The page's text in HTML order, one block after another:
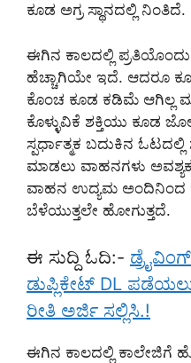
ಕೂಡ ಅಗ್ರ ಸ್ಥಾನದಲ್ಲಿ ನಿಂತಿದೆ.
ಈಗಿನ ಕಾಲದಲ್ಲಿ ಪ್ರತಿಯೊಂದು
ಹೆಚ್ಚಾಗಿಯೇ ಇದೆ. ಆದರೂ
ಕೊಂಚ ಕೂಡ ಕಡಿಮೆ ಆಗಿಲ್ಲ
ಕೊಳ್ಳುವಿಕೆ ಶಕ್ತಿಯು ಕೂಡ
ಸ್ಪರ್ಧಾತ್ಮಕ ಬದುಕಿನ
ಮಾಡಲು ವಾಹನಗಳು
ವಾಹನ ಉದ್ಯಮ ಅಂದಿನಿಂದ
ಬೆಳೆಯುತ್ತಲೇ ಹೋಗುತ್ತದೆ.
ಈ ಸುದ್ದಿ ಓದಿ:-
ಡುಪ್ಲಿಕೇಟ್ DL
ರೀತಿ ಅರ್ಜಿ ಸಲ್ಲಿಸಿ.!
ಈಗಿನ ಕಾಲದಲ್ಲಿ ಕಾಲೇಜಿಗೆ